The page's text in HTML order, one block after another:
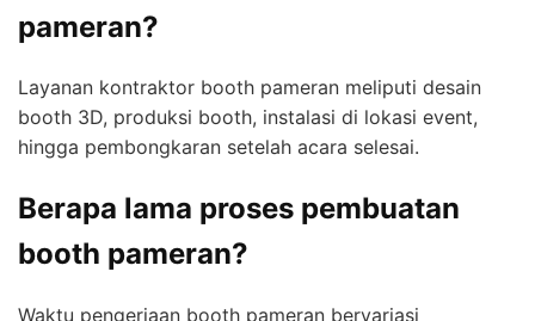
pameran?
Layanan kontraktor booth pameran meliputi desain
booth 3D, produksi booth, instalasi di lokasi event,
hingga pembongkaran setelah acara selesai.
Berapa lama proses pembuatan
booth pameran?
Waktu pengerjaan booth pameran bervariasi